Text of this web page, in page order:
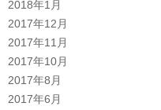
2018年1月
2017年12月
2017年11月
2017年10月
2017年8月
2017年6月